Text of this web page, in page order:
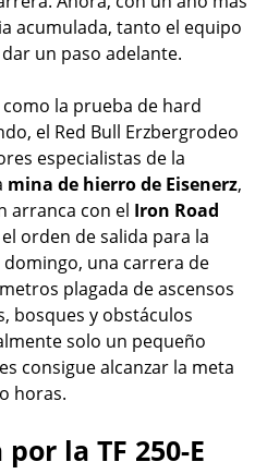
acumulada, tanto el equipo
un paso adelante.
la prueba de hard
el Red Bull Erzbergrodeo
especialistas de la
mina de hierro de Eisenerz,
arranca con el Iron Road
orden de salida para la
domingo, una carrera de
plagada de ascensos
bosques y obstáculos
solo un pequeño
consigue alcanzar la meta
horas.
la TF 250-E